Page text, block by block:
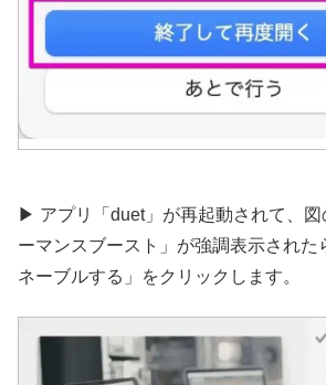
▶︎ アプリ「duet」が再起動されて、図
ーマンスブースト」が強調表示された
ネーブルする」をクリックします。